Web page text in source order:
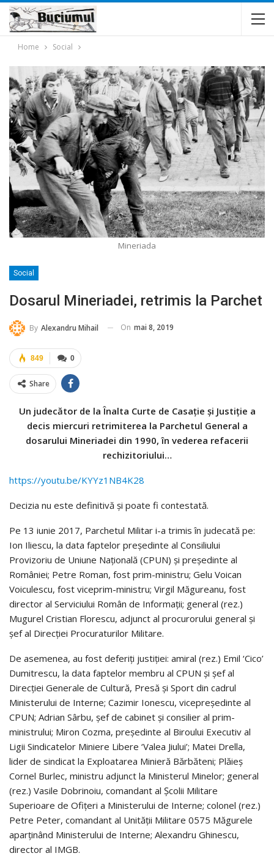
Home Social
Mineriada
Social
Dosarul Mineriadei, retrimis la Parchet
By Alexandru Mihail On mai 8, 2019
0
849
Share
Un judecător de la Înalta Curte de Casaţie şi Justiţie a
decis miercuri retrimiterea la Parchetul General a
dosarului Mineriadei din 1990, în vederea refacerii
rechizitoriului…
https://youtu.be/KYYz1NB4K28
Decizia nu este definitivă şi poate fi contestată.
Pe 13 iunie 2017, Parchetul Militar i-a trimis în judecată pe:
Ion Iliescu, la data faptelor preşedinte al Consiliului
Provizoriu de Uniune Naţională (CPUN) şi preşedinte al
României; Petre Roman, fost prim-ministru; Gelu Voican
Voiculescu, fost viceprim-ministru; Virgil Măgureanu, fost
director al Serviciului Român de Informaţii; general (rez.)
Mugurel Cristian Florescu, adjunct al procurorului general şi
şef al Direcţiei Procuraturilor Militare.
De asemenea, au fost deferiţi justiţiei: amiral (rez.) Emil ‘Cico’
Dumitrescu, la data faptelor membru al CPUN şi şef al
Direcţiei Generale de Cultură, Presă şi Sport din cadrul
Ministerului de Interne; Cazimir Ionescu, vicepreşedinte al
CPUN; Adrian Sârbu, şef de cabinet şi consilier al prim-
ministrului; Miron Cozma, preşedinte al Biroului Executiv al
Ligii Sindicatelor Miniere Libere ‘Valea Jiului’; Matei Drella,
lider de sindicat la Exploatarea Minieră Bărbăteni; Plăieş
Cornel Burlec, ministru adjunct la Ministerul Minelor; general
(rez.) Vasile Dobrinoiu, comandant al Şcolii Militare
Superioare de Ofiţeri a Ministerului de Interne; colonel (rez.)
Petre Peter, comandant al Unităţii Militare 0575 Măgurele
aparţinând Ministerului de Interne; Alexandru Ghinescu,
director al IMGB.